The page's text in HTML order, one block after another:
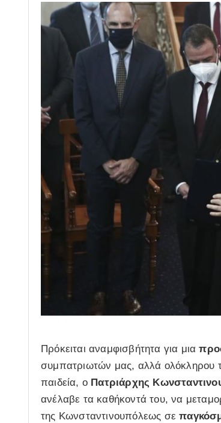
Πρόκειται αναμφισβήτητα για μια
συμπατριωτών μας, αλλά ολόκληρου
παιδεία, ο Πατριάρχης
ανέλαβε τα καθήκοντά του, να
της Κωνσταντινουπόλεως σε